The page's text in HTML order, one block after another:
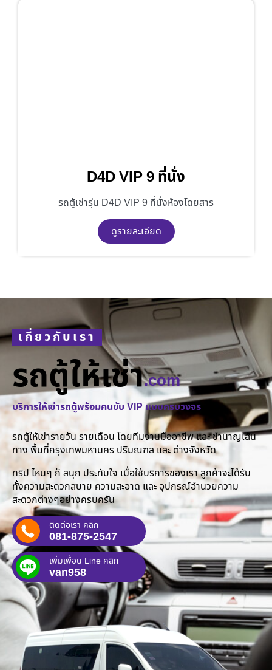
D4D VIP 9 ที่นั่ง
รถตู้เช่ารุ่น D4D VIP 9 ที่นั่งห้องโดยสาร
ดูรายละเอียด
เกี่ยวกับเรา
รถตู้ให้เช่า.com
บริการให้เช่ารถตู้พร้อมคนขับ VIP แบบครบวงจร
รถตู้ให้เช่ารายวัน รายเดือน โดยทีมงานมืออาชีพ และ ชำนาญเส้น
ทาง พื้นที่กรุงเทพมหานคร ปริมณฑล และ ต่างจังหวัด
ทริป ไหนๆ ก็ สนุก ประทับใจ เมื่อใช้บริการของเรา ลูกค้าจะได้รับ
ทั้งความสะดวกสบาย ความสะอาด และ อุปกรณ์อำนวยความ
สะดวกต่างๆอย่างครบครัน
ติดต่อเรา คลิก
081-875-2547
เพิ่มเพื่อน Line คลิก
van958